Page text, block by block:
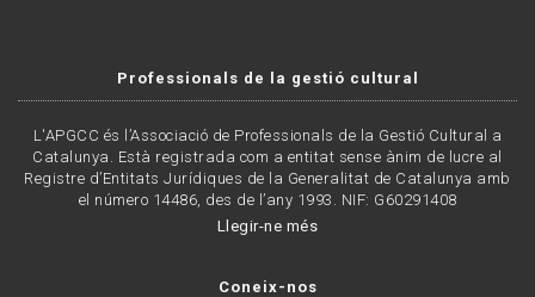
Professionals de la gestió cultural
L'APGCC és l’Associació de Professionals de la Gestió Cultural a
Catalunya. Està registrada com a entitat sense ànim de lucre al
Registre d’Entitats Jurídiques de la Generalitat de Catalunya amb
el número 14486, des de l’any 1993. NIF: G60291408
Llegir-ne més
Coneix-nos